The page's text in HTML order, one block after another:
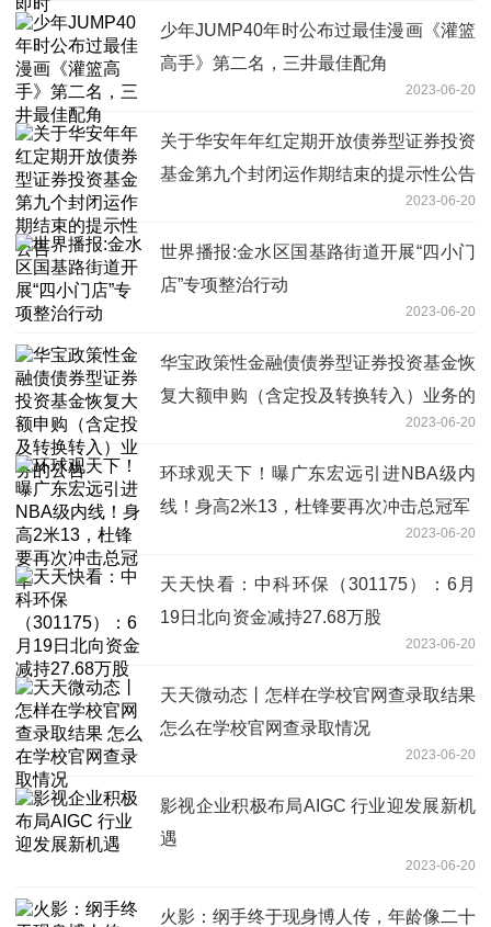
少年JUMP40年时公布过最佳漫画《灌篮
高手》第二名，三井最佳配角
2023-06-20
关于华安年年红定期开放债券型证券投资
基金第九个封闭运作期结束的提示性公告
2023-06-20
世界播报:金水区国基路街道开展“四小门
店”专项整治行动
2023-06-20
华宝政策性金融债债券型证券投资基金恢
复大额申购（含定投及转换转入）业务的
2023-06-20
环球观天下！曝广东宏远引进NBA级内
线！身高2米13，杜锋要再次冲击总冠军
2023-06-20
天天快看：中科环保（301175）：6月
19日北向资金减持27.68万股
2023-06-20
天天微动态丨怎样在学校官网查录取结果
怎么在学校官网查录取情况
2023-06-20
影视企业积极布局AIGC 行业迎发展新机
遇
2023-06-20
火影：纲手终于现身博人传，年龄像二十